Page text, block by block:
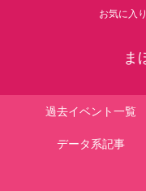
お気に入
ま
過去イベント一覧
データ系記事